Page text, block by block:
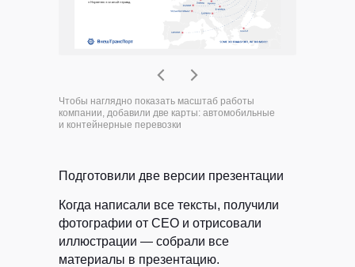
Чтобы наглядно показать масштаб работы
компании, добавили две карты: автомобильные
и контейнерные перевозки
Подготовили две версии презентации
Когда написали все тексты, получили
фотографии от CEO и отрисовали
иллюстрации — собрали все
материалы в презентацию.